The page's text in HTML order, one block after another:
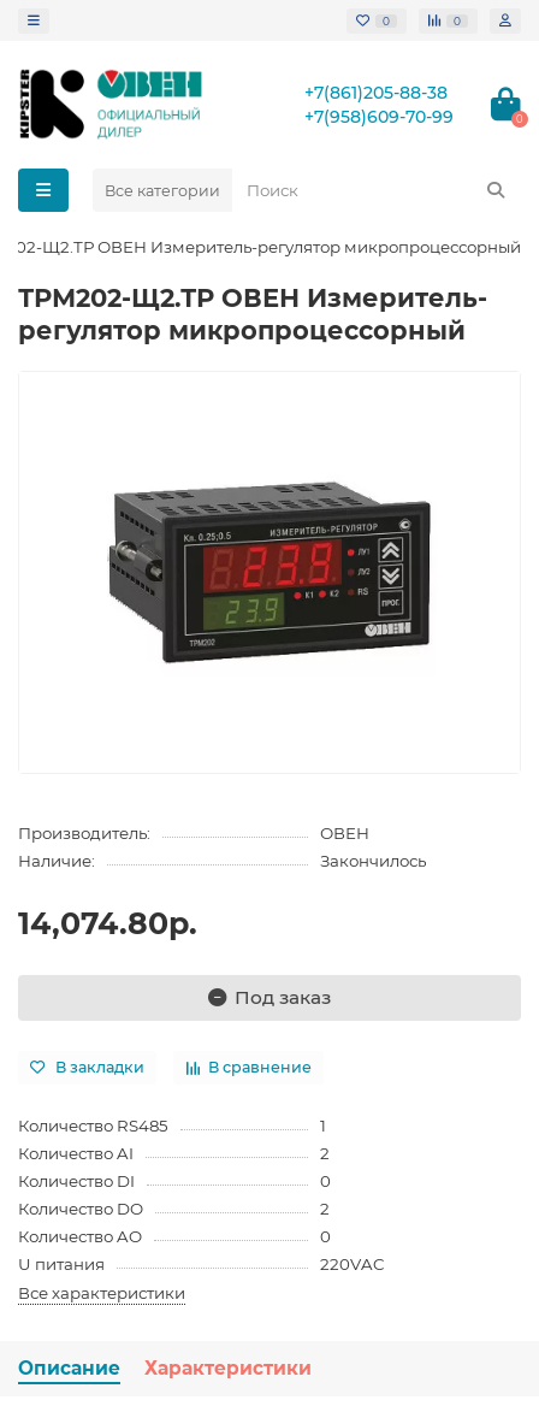
0 0
+7(861)205-88-38
+7(958)609-70-99
0
Все категории
Щ2.ТР ОВЕН Измеритель-регулятор микропроцессорный
ТРМ202-Щ2.ТР ОВЕН Измеритель-
регулятор микропроцессорный
Производитель:
ОВЕН
Наличие:
Закончилось
14,074.80р.
Под заказ
В закладки В сравнение
Количество RS485
1
Количество AI
2
Количество DI
0
Количество DO
2
Количество AO
0
U питания
220VAC
Все характеристики
Описание Характеристики